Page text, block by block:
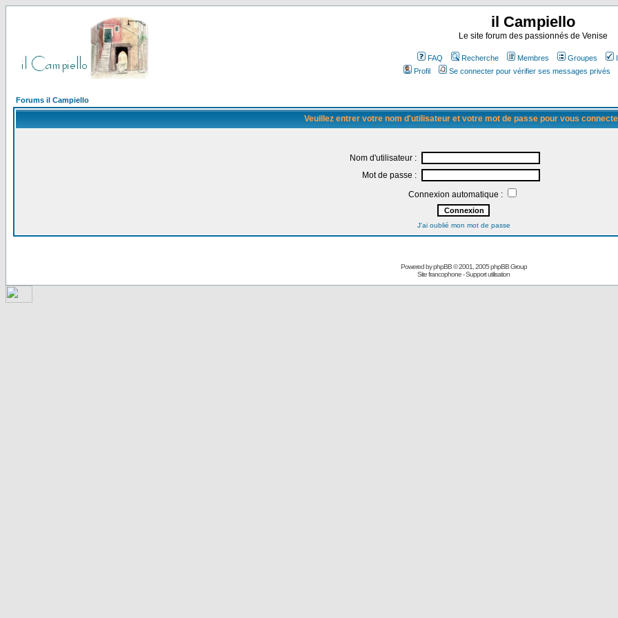
il Campiello
Le site forum des passionnés de Venise
FAQ Recherche Membres Groupes
Profil
Se connecter pour vérifier ses messages privés
Forums il Campiello
Veuillez entrer votre nom d'utilisateur et votre mot de passe pour vous
Nom d'utilisateur :
Mot de passe :
Connexion automatique :
J'ai oublié mon mot de passe
Powered byphpBB© 2001, 2005 phpBB Group
Site francophone-Support utilisation